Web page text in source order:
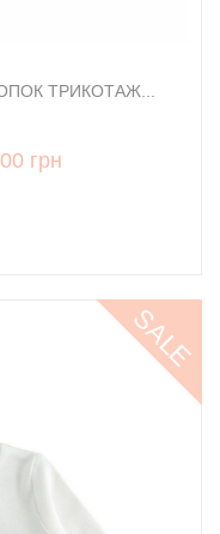
ТРИКОТАЖ...
грн
SALE